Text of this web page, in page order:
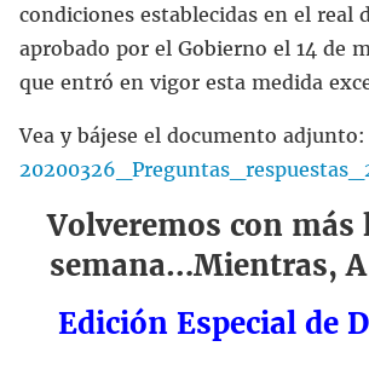
condiciones establecidas en el real
aprobado por el Gobierno el 14 de
que entró en vigor esta medida
Vea y bájese el documento adjunto:
Volveremos con
semana…Mientras,
Edición Especial de